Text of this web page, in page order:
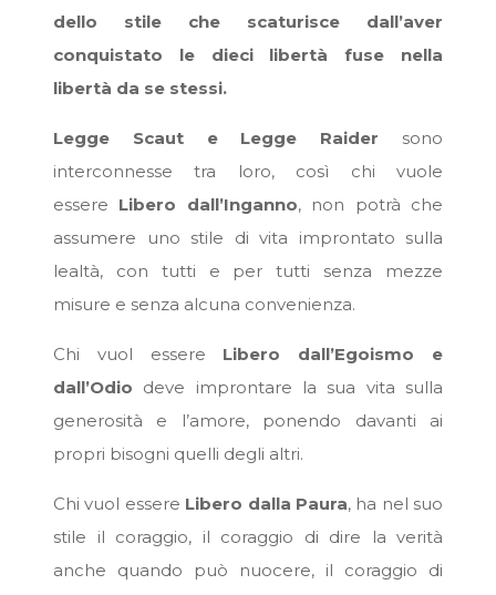
dello stile che scaturisce dall’aver
conquistato le dieci libertà fuse nella
libertà da se stessi.
Legge Scaut e Legge Raider sono
interconnesse tra loro, così chi vuole
essere Libero dall’Inganno, non potrà che
assumere uno stile di vita improntato sulla
lealtà, con tutti e per tutti senza mezze
misure e senza alcuna convenienza.
Chi vuol essere Libero dall’Egoismo e
dall’Odio deve improntare la sua vita sulla
generosità e l’amore, ponendo davanti ai
propri bisogni quelli degli altri.
Chi vuol essere Libero dalla Paura, ha nel suo
stile il coraggio, il coraggio di dire la verità
anche quando può nuocere, il coraggio di